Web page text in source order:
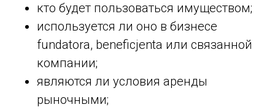
кто будет пользоваться имуществом;
используется ли оно в бизнесе
fundatora, beneficjenta или связанной
компании;
являются ли условия аренды
рыночными;